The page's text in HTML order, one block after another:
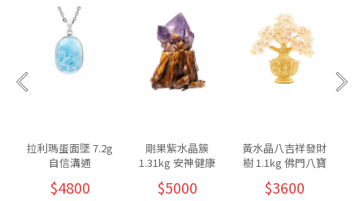
拉利瑪蛋面墜 7.2g
自信溝通
$4800
剛果紫水晶簇
1.31kg 安神健康
$5000
黃水晶八吉祥發財
樹 1.1kg 佛門八寶
$3600